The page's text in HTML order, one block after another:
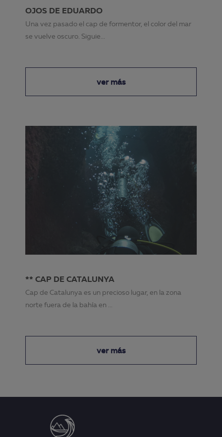
OJOS DE EDUARDO
Una vez pasado el cap de formentor, el color del mar
se vuelve oscuro. Siguie...
ver más
** CAP DE CATALUNYA
Cap de Catalunya es un precioso lugar, en la zona
norte fuera de la bahía en ...
ver más